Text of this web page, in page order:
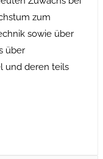
zum
sowie über
über
und deren teils